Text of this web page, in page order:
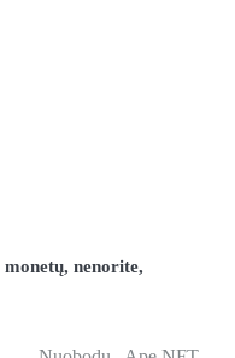
monetų, nenorite,